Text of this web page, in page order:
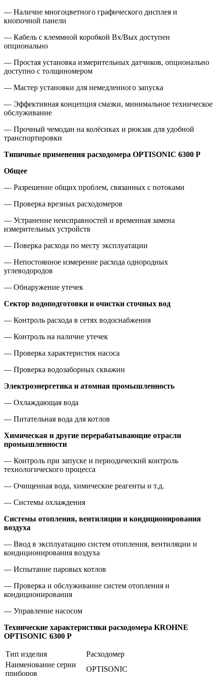
— Наличие многоцветного графического дисплея и
кнопочной панели
— Кабель с клеммной коробкой Вх/Вых доступен
опционально
— Простая установка измерительных датчиков, опционально
доступно с толщиномером
— Мастер установки для немедленного запуска
— Эффективная концепция смазки, минимальное техническое
обслуживание
— Прочный чемодан на колёсиках и рюкзак для удобной
транспортировки
Типичные применения расходомера OPTISONIC 6300 P
Общее
— Разрешение общих проблем, связанных с потоками
— Проверка врезных расходомеров
— Устранение неисправностей и временная замена
измерительных устройств
— Поверка расхода по месту эксплуатации
— Непостоянное измерение расхода однородных
углеводородов
— Обнаружение утечек
Сектор водоподготовки и очистки сточных вод
— Контроль расхода в сетях водоснабжения
— Контроль на наличие утечек
— Проверка характеристик насоса
— Проверка водозаборных скважин
Электроэнергетика и атомная промышленность
— Охлаждающая вода
— Питательная вода для котлов
Химическая и другие перерабатывающие отрасли
промышленности
— Контроль при запуске и периодический контроль
технологического процесса
— Очищенная вода, химические реагенты и т.д.
— Системы охлаждения
Системы отопления, вентиляции и кондиционирования
воздуха
— Ввод в эксплуатацию систем отопления, вентиляции и
кондиционирования воздуха
— Испытание паровых котлов
— Проверка и обслуживание систем отопления и
кондиционирования
— Управление насосом
Технические характеристики расходомера KROHNE
OPTISONIC 6300 P
Тип изделия
Расходомер
Наименование серии
приборов
OPTISONIC